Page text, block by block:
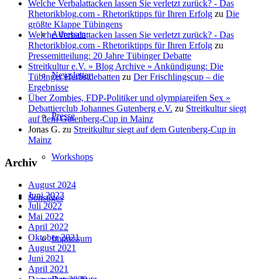
Adressen
Newsletter
Presse
Workshops
Sonstiges
Impressum
Welche Verbalattacken lassen Sie verletzt zurück? - Das
Rhetorikblog.com - Rhetoriktipps für Ihren Erfolg zu Die
größte Klappe Tübingens
Welche Verbalattacken lassen Sie verletzt zurück? - Das
Rhetorikblog.com - Rhetoriktipps für Ihren Erfolg zu
Pressemitteilung: 20 Jahre Tübinger Debatte
Streitkultur e.V. » Blog Archive » Ankündigung: Die
Tübinger Herbstdebatten zu Der Frischlingscup – die
Ergebnisse
Über Zombies, FDP-Politiker und olympiareifen Sex »
Debattierclub Johannes Gutenberg e.V. zu Streitkultur siegt
auf dem Gutenberg-Cup in Mainz
Jonas G. zu Streitkultur siegt auf dem Gutenberg-Cup in
Mainz
Archiv
August 2024
Juni 2023
Juli 2022
Mai 2022
April 2022
Oktober 2021
August 2021
Juni 2021
April 2021